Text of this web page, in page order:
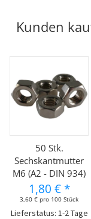
Kunden
50 Stk.
Sechskantmutter
M6 (A2 - DIN 934)
1,80 € *
3,60 € pro 100 Stück
Lieferstatus: 1-2 Tage